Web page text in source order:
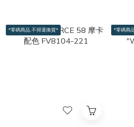
*零碼商品,不得退換貨* *零碼商